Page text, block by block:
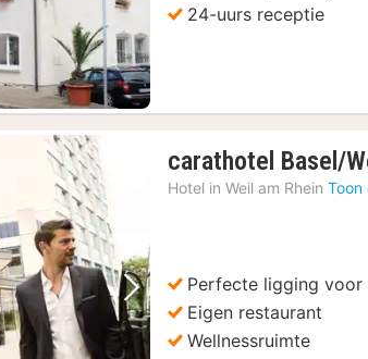
24-uurs receptie
Volgende foto
carathotel Basel/
Hotel in Weil am Rhein
Perfecte ligging voor
Eigen restaurant
Wellnessruimte